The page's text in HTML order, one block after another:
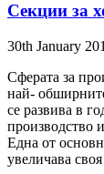
Секции за
30th January
Сферата за
най-
се развива в
производство
Една от
увеличава